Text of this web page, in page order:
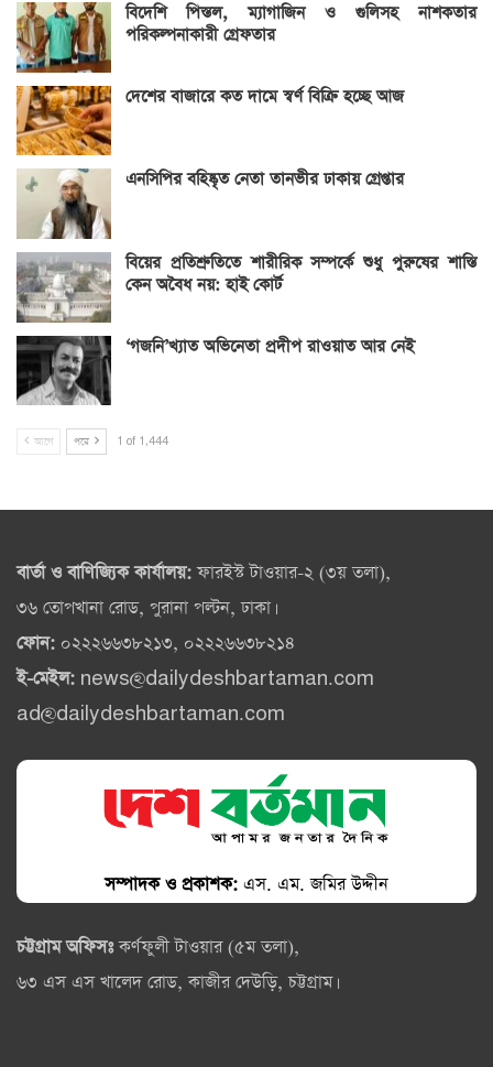
বিদেশি পিস্তল, ম্যাগাজিন ও গুলিসহ নাশকতার
পরিকল্পনাকারী গ্রেফতার
দেশের বাজারে কত দামে স্বর্ণ বিক্রি হচ্ছে আজ
এনসিপির বহিষ্কৃত নেতা তানভীর ঢাকায় গ্রেপ্তার
বিয়ের প্রতিশ্রুতিতে শারীরিক সম্পর্কে শুধু পুরুষের শাস্তি
কেন অবৈধ নয়: হাই কোর্ট
‘গজনি’খ্যাত অভিনেতা প্রদীপ রাওয়াত আর নেই
আগে পরে 1 of 1,444
বার্তা ও বাণিজ্যিক কার্যালয়:ফারইস্ট টাওয়ার-২ (৩য় তলা),
৩৬ তোপখানা রোড, পুরানা পল্টন, ঢাকা।
ফোন: ০২২২৬৬৩৮২১৩, ০২২২৬৬৩৮২১৪
ই-মেইল: news@dailydeshbartaman.com
ad@dailydeshbartaman.com
সম্পাদক ও প্রকাশক: এস. এম. জমির উদ্দীন
চট্টগ্রাম অফিসঃকর্ণফুলী টাওয়ার (৫ম তলা),
৬৩ এস এস খালেদ রোড, কাজীর দেউড়ি, চট্টগ্রাম।